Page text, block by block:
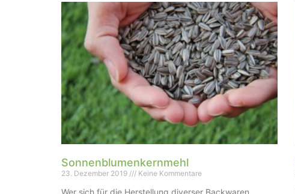
Sonnenblumenkernmehl
23. Dezember 2019 Keine Kommentare